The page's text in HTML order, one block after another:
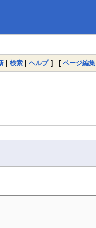
| 検索 | ヘルプ] [ ページ編集